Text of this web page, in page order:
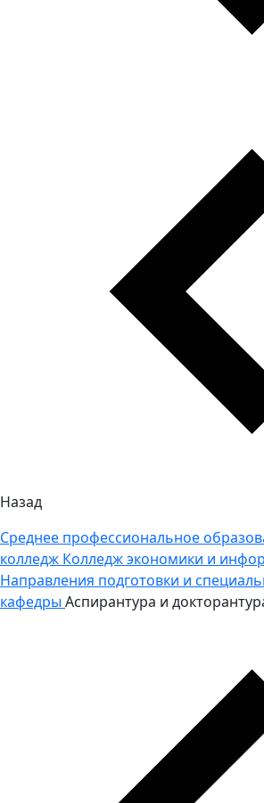
Назад
Среднее профессиональное
колледж Колледж экономики и
Направления подготовки и
кафедры Аспирантура и